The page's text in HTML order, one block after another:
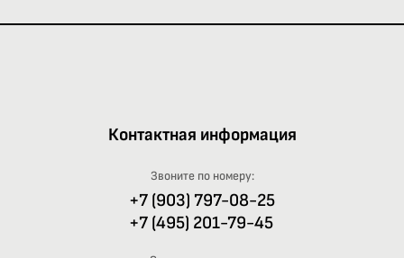
Контактная информация
Звоните по номеру:
+7 (903) 797-08-25
+7 (495) 201-79-45